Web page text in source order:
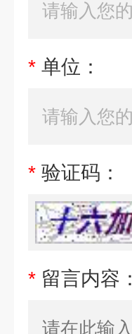
* 单位：
* 验证码：
* 留言内容：